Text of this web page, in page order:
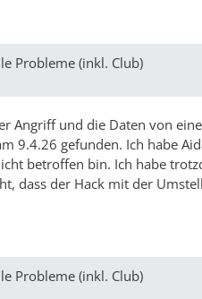
Probleme (inkl. Club)
Angriff und die Daten von
9.4.26 gefunden. Ich habe
betroffen bin. Ich habe
dass der Hack mit der
Probleme (inkl. Club)